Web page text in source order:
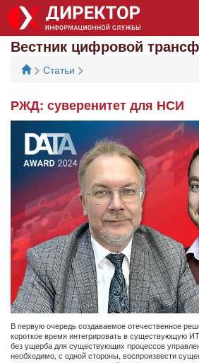
Вестник цифровой
> Статьи >
РЖД: суверенитет для НСИ
В первую очередь создаваемое отечественное
короткое время интегрировать в существующую
без ущерба для существующих процессов
необходимо, с одной стороны, воспроизвести